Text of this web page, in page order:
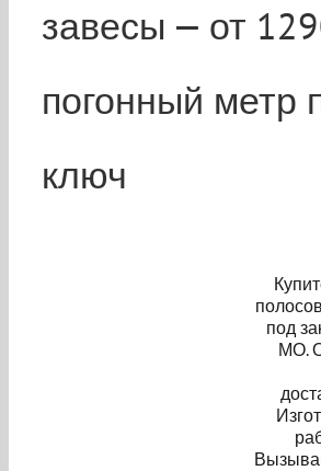
завесы — от
погонный метр
ключ
под
МО.